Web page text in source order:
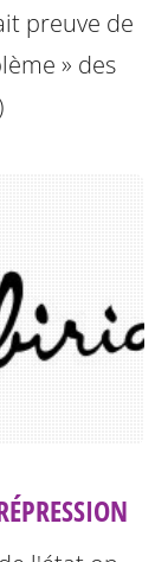
preuve de
» des